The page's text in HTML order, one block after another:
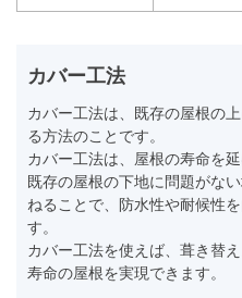
カバー工法
カバー工法は、既存の屋根の
る方法のことです。
カバー工法は、屋根の寿命を
既存の屋根の下地に問題がな
ねることで、防水性や耐候性
す。
カバー工法を使えば、葺き替
寿命の屋根を実現できます。